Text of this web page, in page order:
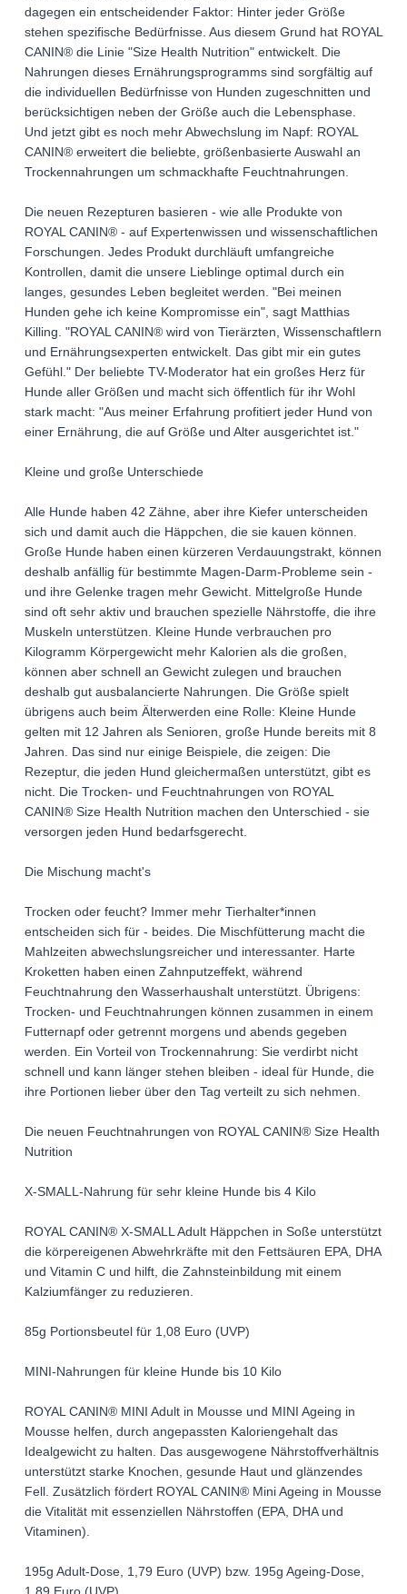
dagegen ein entscheidender Faktor: Hinter jeder Größe
stehen spezifische Bedürfnisse. Aus diesem Grund hat ROYAL
CANIN® die Linie "Size Health Nutrition" entwickelt. Die
Nahrungen dieses Ernährungsprogramms sind sorgfältig auf
die individuellen Bedürfnisse von Hunden zugeschnitten und
berücksichtigen neben der Größe auch die Lebensphase.
Und jetzt gibt es noch mehr Abwechslung im Napf: ROYAL
CANIN® erweitert die beliebte, größenbasierte Auswahl an
Trockennahrungen um schmackhafte Feuchtnahrungen.
Die neuen Rezepturen basieren - wie alle Produkte von
ROYAL CANIN® - auf Expertenwissen und wissenschaftlichen
Forschungen. Jedes Produkt durchläuft umfangreiche
Kontrollen, damit die unsere Lieblinge optimal durch ein
langes, gesundes Leben begleitet werden. "Bei meinen
Hunden gehe ich keine Kompromisse ein", sagt Matthias
Killing. "ROYAL CANIN® wird von Tierärzten, Wissenschaftlern
und Ernährungsexperten entwickelt. Das gibt mir ein gutes
Gefühl." Der beliebte TV-Moderator hat ein großes Herz für
Hunde aller Größen und macht sich öffentlich für ihr Wohl
stark macht: "Aus meiner Erfahrung profitiert jeder Hund von
einer Ernährung, die auf Größe und Alter ausgerichtet ist."
Kleine und große Unterschiede
Alle Hunde haben 42 Zähne, aber ihre Kiefer unterscheiden
sich und damit auch die Häppchen, die sie kauen können.
Große Hunde haben einen kürzeren Verdauungstrakt, können
deshalb anfällig für bestimmte Magen-Darm-Probleme sein -
und ihre Gelenke tragen mehr Gewicht. Mittelgroße Hunde
sind oft sehr aktiv und brauchen spezielle Nährstoffe, die ihre
Muskeln unterstützen. Kleine Hunde verbrauchen pro
Kilogramm Körpergewicht mehr Kalorien als die großen,
können aber schnell an Gewicht zulegen und brauchen
deshalb gut ausbalancierte Nahrungen. Die Größe spielt
übrigens auch beim Älterwerden eine Rolle: Kleine Hunde
gelten mit 12 Jahren als Senioren, große Hunde bereits mit 8
Jahren. Das sind nur einige Beispiele, die zeigen: Die
Rezeptur, die jeden Hund gleichermaßen unterstützt, gibt es
nicht. Die Trocken- und Feuchtnahrungen von ROYAL
CANIN® Size Health Nutrition machen den Unterschied - sie
versorgen jeden Hund bedarfsgerecht.
Die Mischung macht's
Trocken oder feucht? Immer mehr Tierhalter*innen
entscheiden sich für - beides. Die Mischfütterung macht die
Mahlzeiten abwechslungsreicher und interessanter. Harte
Kroketten haben einen Zahnputzeffekt, während
Feuchtnahrung den Wasserhaushalt unterstützt. Übrigens:
Trocken- und Feuchtnahrungen können zusammen in einem
Futternapf oder getrennt morgens und abends gegeben
werden. Ein Vorteil von Trockennahrung: Sie verdirbt nicht
schnell und kann länger stehen bleiben - ideal für Hunde, die
ihre Portionen lieber über den Tag verteilt zu sich nehmen.
Die neuen Feuchtnahrungen von ROYAL CANIN® Size Health
Nutrition
X-SMALL-Nahrung für sehr kleine Hunde bis 4 Kilo
ROYAL CANIN® X-SMALL Adult Häppchen in Soße unterstützt
die körpereigenen Abwehrkräfte mit den Fettsäuren EPA, DHA
und Vitamin C und hilft, die Zahnsteinbildung mit einem
Kalziumfänger zu reduzieren.
85g Portionsbeutel für 1,08 Euro (UVP)
MINI-Nahrungen für kleine Hunde bis 10 Kilo
ROYAL CANIN® MINI Adult in Mousse und MINI Ageing in
Mousse helfen, durch angepassten Kaloriengehalt das
Idealgewicht zu halten. Das ausgewogene Nährstoffverhältnis
unterstützt starke Knochen, gesunde Haut und glänzendes
Fell. Zusätzlich fördert ROYAL CANIN® Mini Ageing in Mousse
die Vitalität mit essenziellen Nährstoffen (EPA, DHA und
Vitaminen).
195g Adult-Dose, 1,79 Euro (UVP) bzw. 195g Ageing-Dose,
1,89 Euro (UVP)